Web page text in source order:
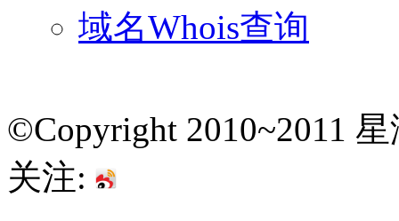
域名Whois查询
©Copyright 2010~2011
关注: